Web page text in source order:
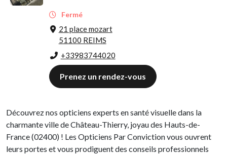
Fermé
21 place mozart
51100 REIMS
+33983744020
Prenez un rendez-vous
Découvrez nos opticiens experts en santé visuelle dans la
charmante ville de Château-Thierry, joyau des Hauts-de-
France (02400) ! Les Opticiens Par Conviction vous ouvrent
leurs portes et vous prodiguent des conseils professionnels